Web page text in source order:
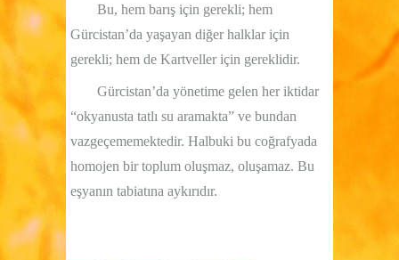
Bu, hem barış için gerekli; hem
Gürcistan’da yaşayan diğer halklar için
gerekli; hem de Kartveller için gereklidir.
Gürcistan’da yönetime gelen her iktidar
“okyanusta tatlı su aramakta” ve bundan
vazgeçememektedir. Halbuki bu coğrafyada
homojen bir toplum oluşmaz, oluşamaz. Bu
eşyanın tabiatına aykırıdır.